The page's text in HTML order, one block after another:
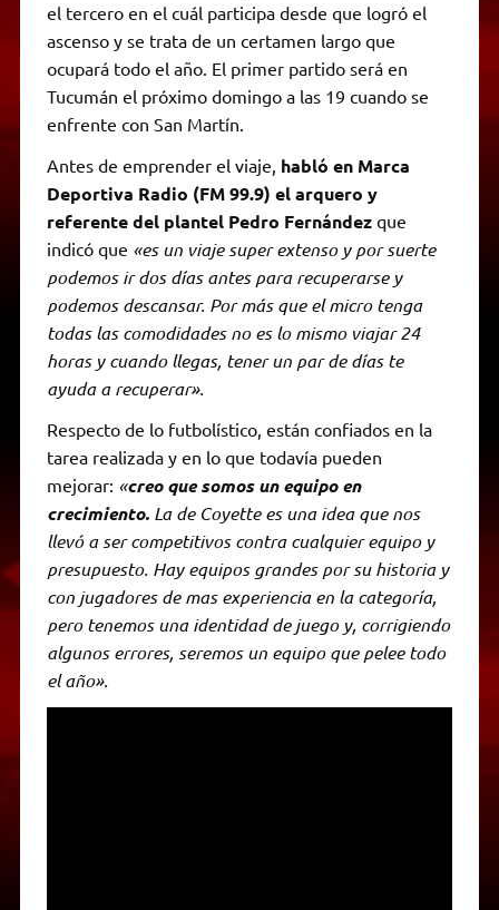
el tercero en el cuál participa desde que logró el
ascenso y se trata de un certamen largo que
ocupará todo el año. El primer partido será en
Tucumán el próximo domingo a las 19 cuando se
enfrente con San Martín.
Antes de emprender el viaje, habló en Marca
Deportiva Radio (FM 99.9) el arquero y
referente del plantel Pedro Fernándezque
indicó que «es un viaje super extenso y por suerte
podemos ir dos días antes para recuperarse y
podemos descansar. Por más que el micro tenga
todas las comodidades no es lo mismo viajar 24
horas y cuando llegas, tener un par de días te
ayuda a recuperar».
Respecto de lo futbolístico, están confiados en la
tarea realizada y en lo que todavía pueden
mejorar: «creo que somos un equipo en
crecimiento.La de Coyette es una idea que nos
llevó a ser competitivos contra cualquier equipo y
presupuesto. Hay equipos grandes por su historia y
con jugadores de mas experiencia en la categoría,
pero tenemos una identidad de juego y, corrigiendo
algunos errores, seremos un equipo que pelee todo
el año».